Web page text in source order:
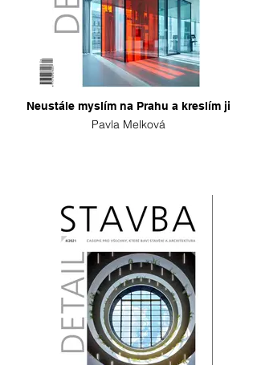
Neustále myslím na Prahu a kreslím ji
Pavla Melková